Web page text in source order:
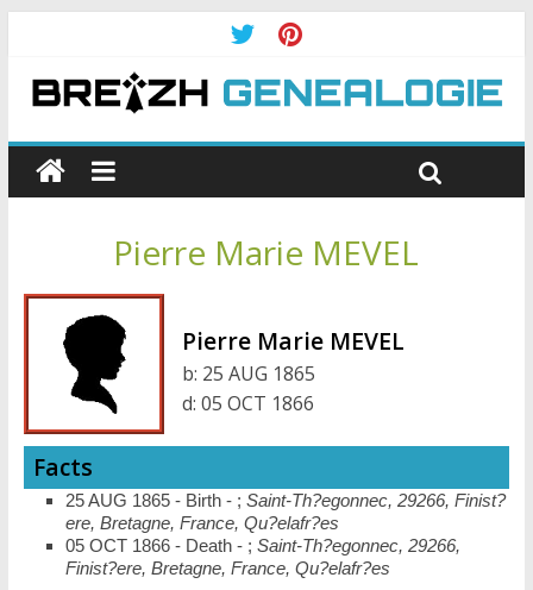
Pierre Marie MEVEL
Pierre Marie MEVEL
b: 25 AUG 1865
d: 05 OCT 1866
Facts
25 AUG 1865 - Birth - ; Saint-Th?egonnec, 29266, Finist?
ere, Bretagne, France, Qu?elafr?es
05 OCT 1866 - Death - ; Saint-Th?egonnec, 29266,
Finist?ere, Bretagne, France, Qu?elafr?es